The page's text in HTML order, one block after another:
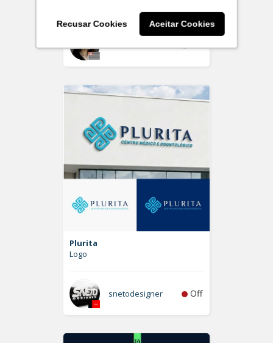
Recusar Cookies Aceitar Cookies
larissaserr Off
Plurita
Logo
snetodesigner Off